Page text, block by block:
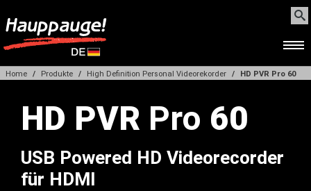
PRODUKTE
SUPPORT
Home Produkte High Definition Personal Videorekorder HD PVR Pro 60
HD PVR Pro 60
USB Powered HD Videorecorder
für HDMI